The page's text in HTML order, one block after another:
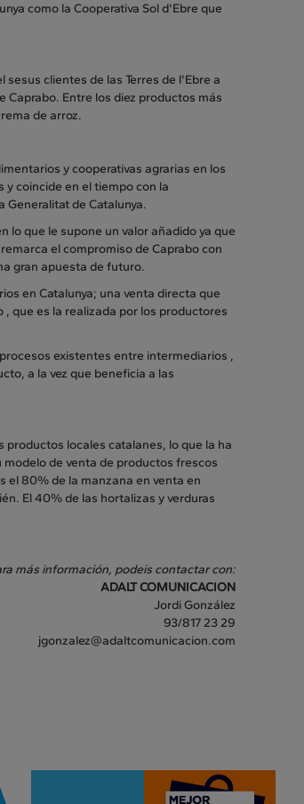
como la Cooperativa Sol d'Ebre que
clientes de las Terres de l'Ebre a
Entre los diez productos más
de arroz.
y cooperativas agrarias en los
coincide en el tiempo con la
Generalitat de Catalunya.
lo que le supone un valor añadido ya que
el compromiso de Caprabo con
gran apuesta de futuro.
en Catalunya; una venta directa que
que es la realizada por los productores
existentes entre intermediarios ,
a la vez que beneficia a las
locales catalanes, lo que la ha
de venta de productos frescos
el 80% de la manzana en venta en
El 40% de las hortalizas y verduras
más información, podeis contactar con:
ADALT COMUNICACION
Jordi González
93/817 23 29
jgonzalez@adaltcomunicacion.com